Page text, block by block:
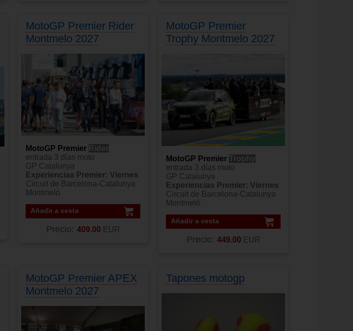
MotoGP Premier Rider
Montmelo 2027
MotoGP Premier Rider
entrada 3 días moto
GP Catalunya
Experiencias Premier: Viernes
Circuit de Barcelona-Catalunya
Montmeló
Añadir a cesta
Precio: 409.00 EUR
MotoGP Premier
Trophy Montmelo 2027
MotoGP Premier Trophy
entrada 3 días moto
GP Catalunya
Experiencias Premier: Viernes
Circuit de Barcelona-Catalunya
Montmeló
Añadir a cesta
Precio: 449.00 EUR
MotoGP Premier APEX
Montmelo 2027
Tapones motogp